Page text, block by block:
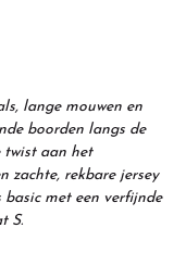
lange mouwen en
boorden langs de
twist aan het
zachte, rekbare jersey
met een verfijnde
S.